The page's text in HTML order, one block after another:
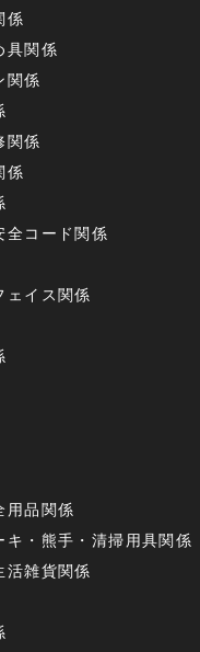
係
具関係
関係
関係
係
全コード関係
ェイス関係
用品関係
キ・熊手・清掃用具関係
活雑貨関係